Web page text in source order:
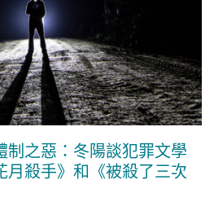
制之惡：冬陽談犯罪文學
月殺手》和《被殺了三次